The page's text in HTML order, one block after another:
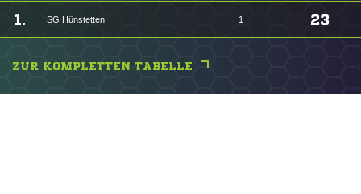
1. SG Hünstetten 1 23
ZUR KOMPLETTEN TABELLE